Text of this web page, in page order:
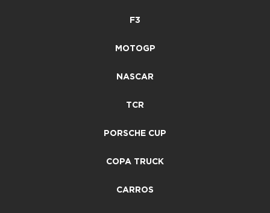
F3
MOTOGP
NASCAR
TCR
PORSCHE CUP
COPA TRUCK
CARROS